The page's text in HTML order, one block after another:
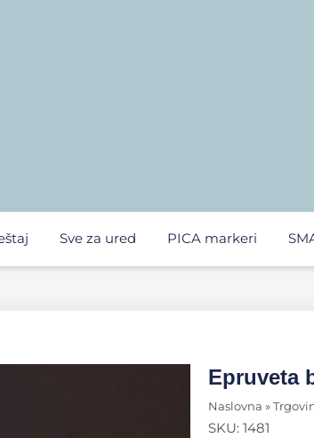
Sve za ured PICA markeri
Epruveta
Naslovna »
SKU: 1481